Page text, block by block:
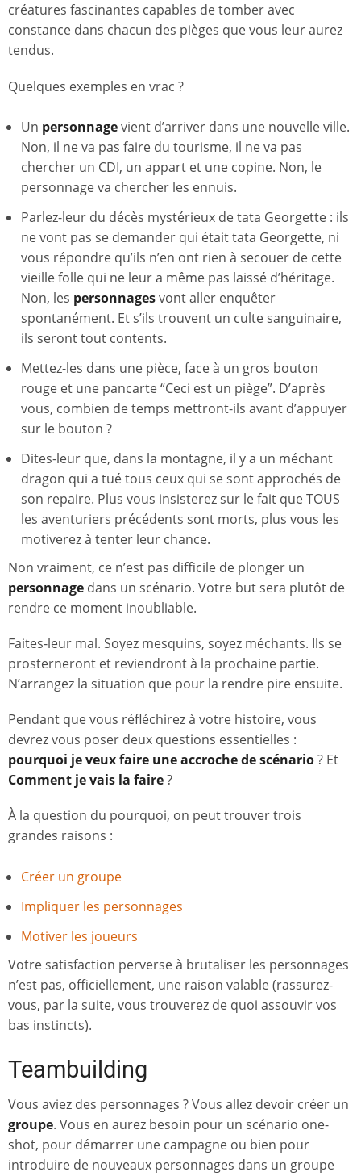
créatures fascinantes capables de tomber avec
constance dans chacun des pièges que vous leur aurez
tendus.
Quelques exemples en vrac ?
Un personnagevient d’arriver dans une nouvelle ville.
Non, il ne va pas faire du tourisme, il ne va pas
chercher un CDI, un appart et une copine. Non, le
personnage va chercher les ennuis.
Parlez-leur du décès mystérieux de tata Georgette : ils
ne vont pas se demander qui était tata Georgette, ni
vous répondre qu’ils n’en ont rien à secouer de cette
vieille folle qui ne leur a même pas laissé d’héritage.
Non, les personnagesvont aller enquêter
spontanément. Et s’ils trouvent un culte sanguinaire,
ils seront tout contents.
Mettez-les dans une pièce, face à un gros bouton
rouge et une pancarte “Ceci est un piège”. D’après
vous, combien de temps mettront-ils avant d’appuyer
sur le bouton ?
Dites-leur que, dans la montagne, il y a un méchant
dragon qui a tué tous ceux qui se sont approchés de
son repaire. Plus vous insisterez sur le fait que TOUS
les aventuriers précédents sont morts, plus vous les
motiverez à tenter leur chance.
Non vraiment, ce n’est pas difficile de plonger un
personnage dans un scénario. Votre but sera plutôt de
rendre ce moment inoubliable.
Faites-leur mal. Soyez mesquins, soyez méchants. Ils se
prosterneront et reviendront à la prochaine partie.
N’arrangez la situation que pour la rendre pire ensuite.
Pendant que vous réfléchirez à votre histoire, vous
devrez vous poser deux questions essentielles :
pourquoi je veux faire une accroche de scénario? Et
Comment je vais la faire?
À la question du pourquoi, on peut trouver trois
grandes raisons :
Créer un groupe
Impliquer les personnages
Motiver les joueurs
Votre satisfaction perverse à brutaliser les personnages
n’est pas, officiellement, une raison valable (rassurez-
vous, par la suite, vous trouverez de quoi assouvir vos
bas instincts).
Teambuilding
Vous aviez des personnages ? Vous allez devoir créer un
groupe. Vous en aurez besoin pour un scénario one-
shot, pour démarrer une campagne ou bien pour
introduire de nouveaux personnages dans un groupe